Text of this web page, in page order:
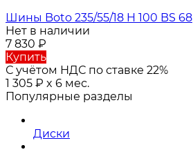
Шины Boto 235/55/18 H 100 BS 68
Нет в наличии
7 830 ₽
Купить
С учётом НДС по ставке 22%
1 305 ₽ x 6 мес.
Популярные разделы
Диски